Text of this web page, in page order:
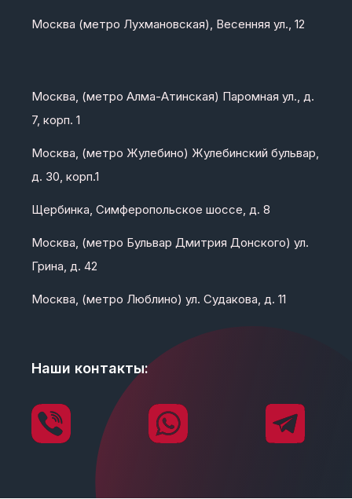
Москва (метро Лухмановская), Весенняя ул., 12
Москва, (метро Алма-Атинская) Паромная ул., д.
7, корп. 1
Москва, (метро Жулебино) Жулебинский бульвар,
д. 30, корп.1
Щербинка, Симферопольское шоссе, д. 8
Москва, (метро Бульвар Дмитрия Донского) ул.
Грина, д. 42
Москва, (метро Люблино) ул. Судакова, д. 11
Наши контакты: